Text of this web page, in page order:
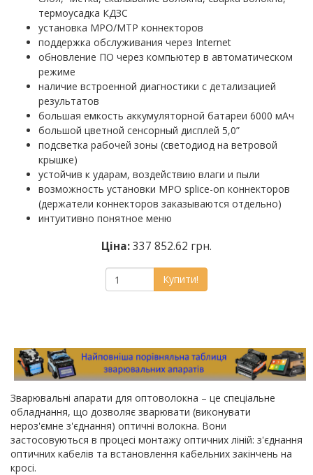
термоусадка КДЗС
установка MPO/MTP коннекторов
поддержка обслуживания через Internet
обновление ПО через компьютер в автоматическом
режиме
наличие встроенной диагностики с детализацией
результатов
большая емкость аккумуляторной батареи 6000 мАч
большой цветной сенсорный дисплей 5,0”
подсветка рабочей зоны (светодиод на ветровой
крышке)
устойчив к ударам, воздействию влаги и пыли
возможность установки MPO splice-on коннекторов
(держатели коннекторов заказываются отдельно)
интуитивно понятное меню
Ціна:337 852.62 грн.
Купити!
Зварювальні апарати для оптоволокна – це спеціальне
обладнання, що дозволяє зварювати (виконувати
нероз'ємне з'єднання) оптичні волокна. Вони
застосовуються в процесі монтажу оптичних ліній: з'єднання
оптичних кабелів та встановлення кабельних закінчень на
кросі.